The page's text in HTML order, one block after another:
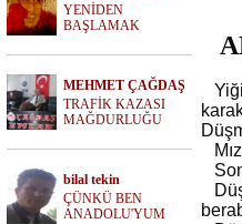
YENİDEN
BAŞLAMAK
MEHMET ÇAĞDAŞ
TRAFİK KAZASI
MAĞDURLUĞU
bilal tekin
ÇÜNKÜ BEN
ANADOLU'YUM